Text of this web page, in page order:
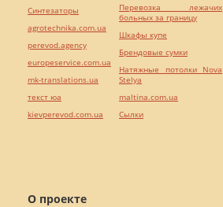
О проекте
Синтезаторы
agrotechnika.com.ua
perevod.agency
europeservice.com.ua
mk-translations.ua
текст юа
kievperevod.com.ua
Перевозка лежачих
больных за границу
Шкафы купе
Брендовые сумки
Натяжные потолки Nova
Stelya
maltina.com.ua
Cылки